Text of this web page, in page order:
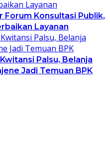
Forum Konsultasi Publik,
Layanan
Palsu, Belanja
Jadi Temuan BPK